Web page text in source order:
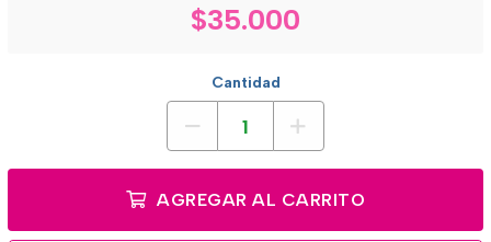
$35.000
Cantidad
AGREGAR AL CARRITO